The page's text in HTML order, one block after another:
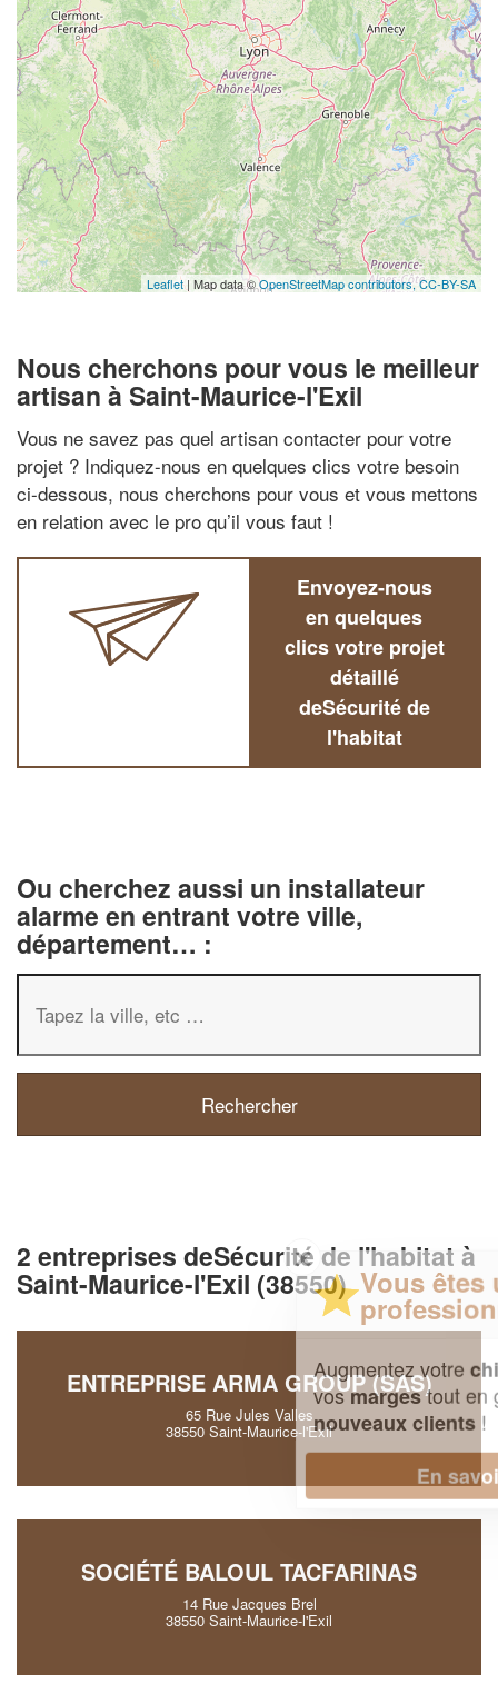
Leaflet| Map data ©OpenStreetMap contributors,CC-BY-SA
Nous cherchons pour vous le meilleur
artisan à Saint-Maurice-l'Exil
Vous ne savez pas quel artisan contacter pour votre
projet ? Indiquez-nous en quelques clics votre besoin
ci-dessous, nous cherchons pour vous et vous mettons
en relation avec le pro qu’il vous faut !
Envoyez-nous
en quelques
clics votre projet
détaillé
deSécurité de
l'habitat
Ou cherchez aussi un installateur
alarme en entrant votre ville,
département… :
2 entreprises deSécurité de l'habitat à
Saint-Maurice-l'Exil (38550)
ENTREPRISE ARMA GROUP (SAS)
65 Rue Jules Valles
38550 Saint-Maurice-l'Exil
SOCIÉTÉ BALOUL TACFARINAS
14 Rue Jacques Brel
38550 Saint-Maurice-l'Exil
✕
Vous êtes un
professionnel ?
Augmentez votrechiffre d'affaireset
vosmargestout en gagnant de
nouveaux clients!